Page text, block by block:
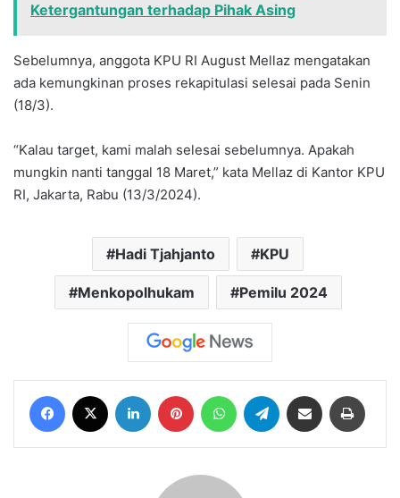
Ketergantungan terhadap Pihak Asing
Sebelumnya, anggota KPU RI August Mellaz mengatakan
ada kemungkinan proses rekapitulasi selesai pada Senin
(18/3).
“Kalau target, kami malah selesai sebelumnya. Apakah
mungkin nanti tanggal 18 Maret,” kata Mellaz di Kantor KPU
RI, Jakarta, Rabu (13/3/2024).
Hadi Tjahjanto KPU
Menkopolhukam Pemilu 2024
Facebook LinkedIn Pinterest WhatsAppTelegram Share via Email